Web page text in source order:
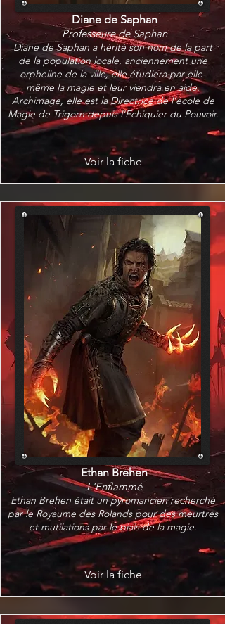
Diane de Saphan
Professeure de Saphan
Diane de Saphan a hérité son nom de la part
de la population locale, anciennement une
orpheline de la ville, elle étudiera par elle-
même la magie et leur viendra en aide.
Archimage, elle est la Directrice de l'école de
Magie de Trigorn depuis l'Echiquier du Pouvoir.
Voir la fiche
Ethan Brehen
L'Enflammé
Ethan Brehen était un pyromancien recherché
par le Royaume des Rolands pour des meurtres
et mutilations par le biais de la magie.
Voir la fiche